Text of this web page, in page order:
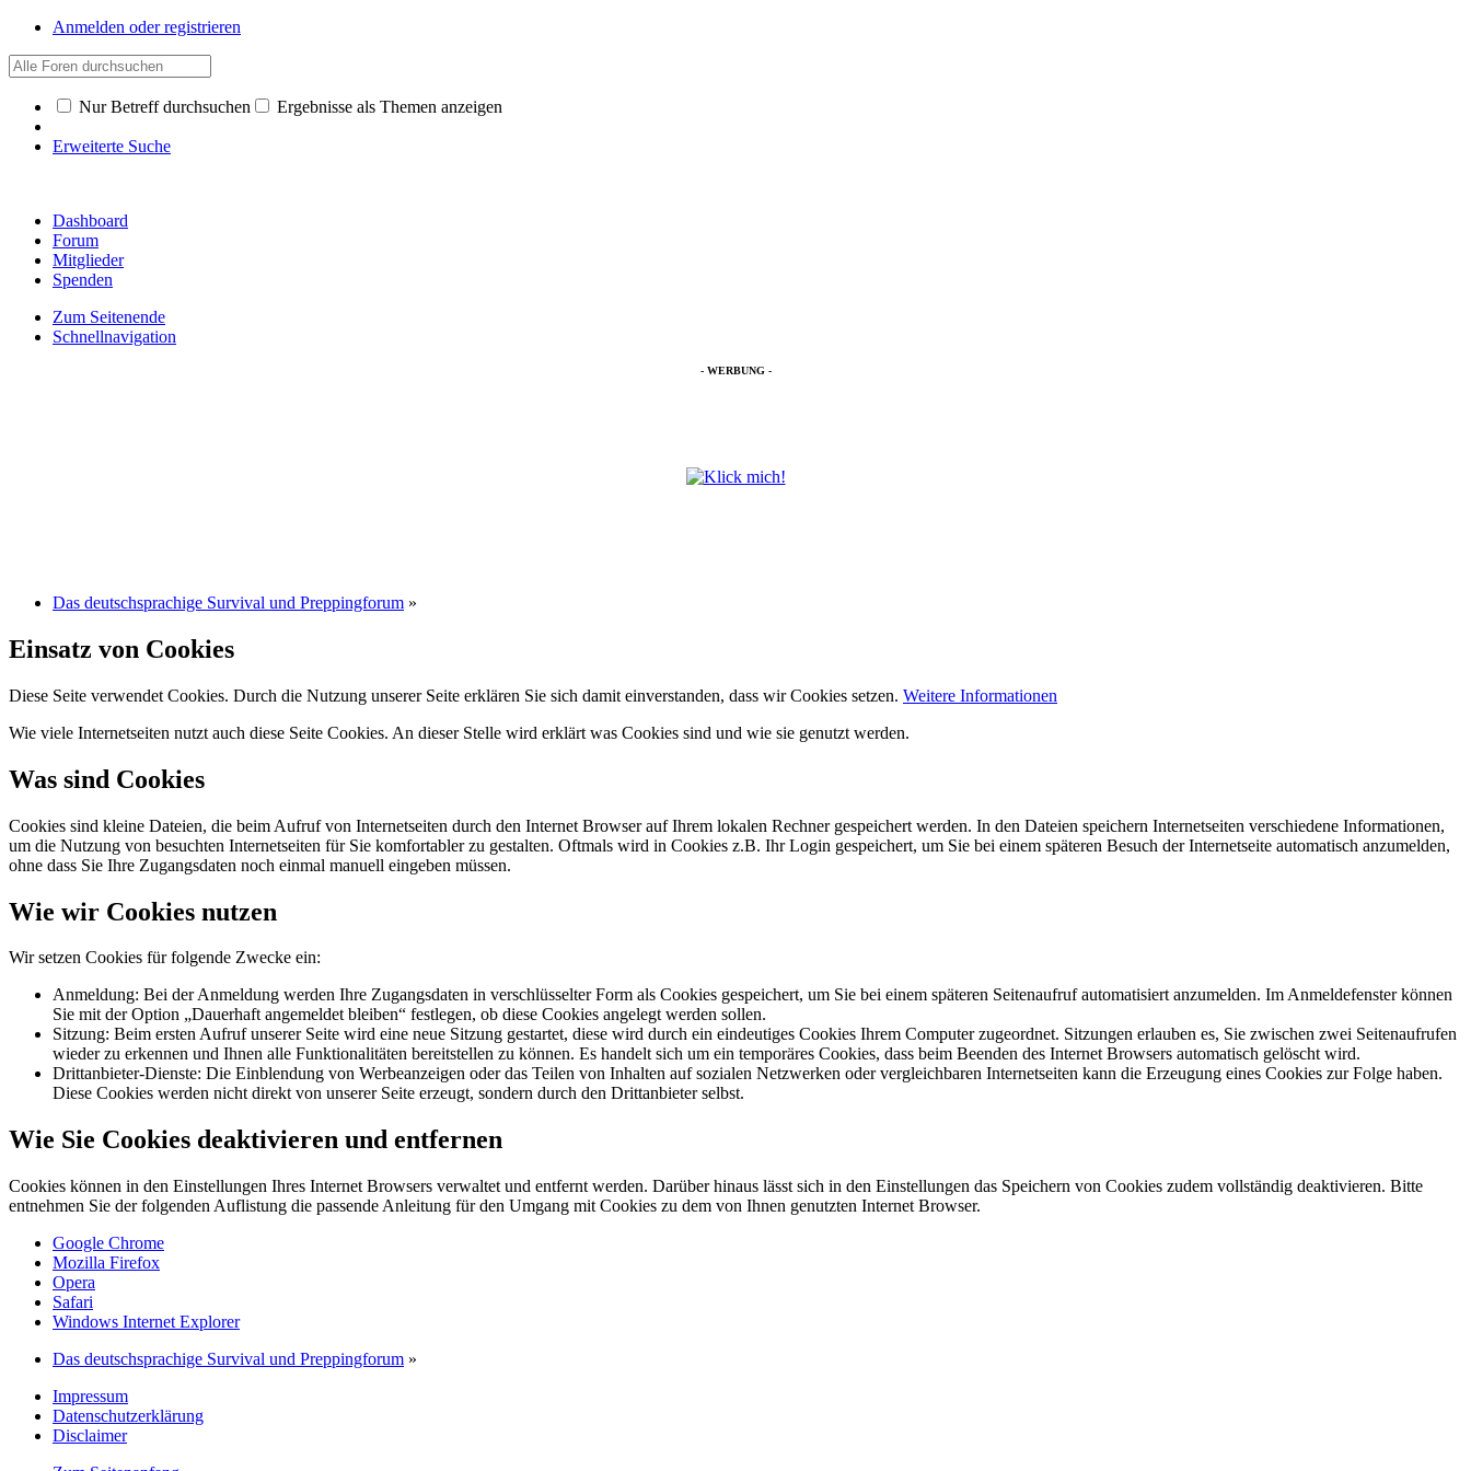
Anmelden oder registrieren
Nur Betreff durchsuchen Ergebnisse als Themen anzeigen
Erweiterte Suche
Dashboard
Forum
Mitglieder
Spenden
Zum Seitenende
Schnellnavigation
- WERBUNG -
Das deutschsprachige Survival und Preppingforum »
Einsatz von Cookies
Diese Seite verwendet Cookies. Durch die Nutzung unserer Seite erklären Sie sich damit einverstanden, dass wir Cookies setzen. Weitere Informationen
Wie viele Internetseiten nutzt auch diese Seite Cookies. An dieser Stelle wird erklärt was Cookies sind und wie sie genutzt werden.
Was sind Cookies
Cookies sind kleine Dateien, die beim Aufruf von Internetseiten durch den Internet Browser auf Ihrem lokalen Rechner gespeichert werden. In den Dateien speichern Internetseiten verschiedene Informationen,
um die Nutzung von besuchten Internetseiten für Sie komfortabler zu gestalten. Oftmals wird in Cookies z.B. Ihr Login gespeichert, um Sie bei einem späteren Besuch der Internetseite automatisch anzumelden,
ohne dass Sie Ihre Zugangsdaten noch einmal manuell eingeben müssen.
Wie wir Cookies nutzen
Wir setzen Cookies für folgende Zwecke ein:
Anmeldung: Bei der Anmeldung werden Ihre Zugangsdaten in verschlüsselter Form als Cookies gespeichert, um Sie bei einem späteren Seitenaufruf automatisiert anzumelden. Im Anmeldefenster können
Sie mit der Option „Dauerhaft angemeldet bleiben“ festlegen, ob diese Cookies angelegt werden sollen.
Sitzung: Beim ersten Aufruf unserer Seite wird eine neue Sitzung gestartet, diese wird durch ein eindeutiges Cookies Ihrem Computer zugeordnet. Sitzungen erlauben es, Sie zwischen zwei Seitenaufrufen
wieder zu erkennen und Ihnen alle Funktionalitäten bereitstellen zu können. Es handelt sich um ein temporäres Cookies, dass beim Beenden des Internet Browsers automatisch gelöscht wird.
Drittanbieter-Dienste: Die Einblendung von Werbeanzeigen oder das Teilen von Inhalten auf sozialen Netzwerken oder vergleichbaren Internetseiten kann die Erzeugung eines Cookies zur Folge haben.
Diese Cookies werden nicht direkt von unserer Seite erzeugt, sondern durch den Drittanbieter selbst.
Wie Sie Cookies deaktivieren und entfernen
Cookies können in den Einstellungen Ihres Internet Browsers verwaltet und entfernt werden. Darüber hinaus lässt sich in den Einstellungen das Speichern von Cookies zudem vollständig deaktivieren. Bitte
entnehmen Sie der folgenden Auflistung die passende Anleitung für den Umgang mit Cookies zu dem von Ihnen genutzten Internet Browser.
Google Chrome
Mozilla Firefox
Opera
Safari
Windows Internet Explorer
Das deutschsprachige Survival und Preppingforum »
Impressum
Datenschutzerklärung
Disclaimer